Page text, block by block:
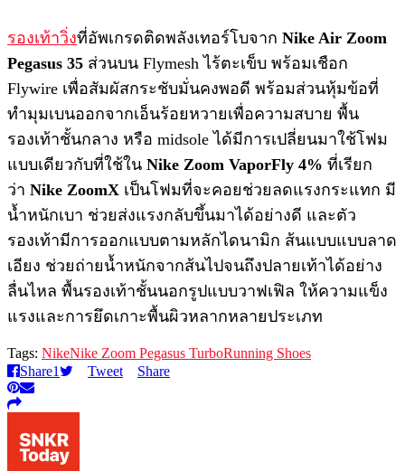
รองเท้าวิ่งที่อัพเกรดติดพลังเทอร์โบจาก Nike Air Zoom
Pegasus 35 ส่วนบน Flymesh ไร้ตะเข็บ พร้อมเชือก
Flywire เพื่อสัมผัสกระชับมั่นคงพอดี พร้อมส่วนหุ้มข้อที่
ทำมุมเบนออกจากเอ็นร้อยหวายเพื่อความสบาย พื้น
รองเท้าชั้นกลาง หรือ midsole ได้มีการเปลี่ยนมาใช้โฟม
แบบเดียวกับที่ใช้ใน Nike Zoom VaporFly 4% ที่เรียก
ว่า Nike ZoomX เป็นโฟมที่จะคอยช่วยลดแรงกระแทก มี
น้ำหนักเบา ช่วยส่งแรงกลับขึ้นมาได้อย่างดี และตัว
รองเท้ามีการออกแบบตามหลักไดนามิก ส้นแบบแบบลาด
เอียง ช่วยถ่ายน้ำหนักจากส้นไปจนถึงปลายเท้าได้อย่าง
ลื่นไหล พื้นรองเท้าชั้นนอกรูปแบบวาฟเฟิล ให้ความแข็ง
แรงและการยึดเกาะพื้นผิวหลากหลายประเภท
Tags: NikeNike Zoom Pegasus TurboRunning Shoes
Share1 Tweet Share